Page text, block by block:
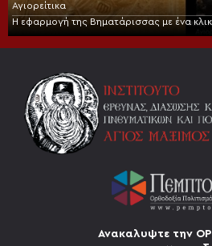
Αγιορείτικα
Η εφαρμογή της Βηματάρισσας με ένα
Ανακαλυψτε την